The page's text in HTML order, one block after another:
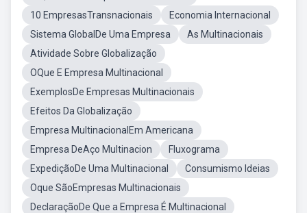
10 EmpresasTransnacionais
Economia Internacional
Sistema GlobalDe Uma Empresa
As Multinacionais
Atividade Sobre Globalização
OQue E Empresa Multinacional
ExemplosDe Empresas Multinacionais
Efeitos Da Globalização
Empresa MultinacionalEm Americana
Empresa DeAço Multinacion
Fluxograma
ExpediçãoDe Uma Multinacional
Consumismo Ideias
Oque SãoEmpresas Multinacionais
DeclaraçãoDe Que a Empresa É Multinacional